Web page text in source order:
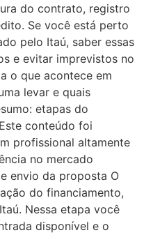
do contrato, registro
Se você está perto
pelo Itaú, saber essas
e evitar imprevistos no
o que acontece em
levar e quais
etapas do
conteúdo foi
profissional altamente
no mercado
envio da proposta O
do financiamento,
Nessa etapa você
disponível e o